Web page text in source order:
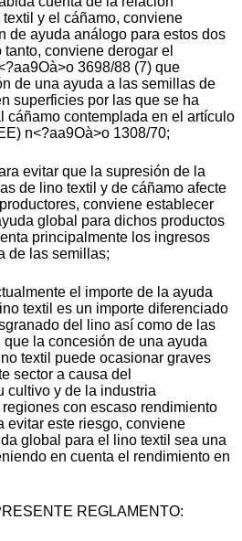
y el cáñamo, conviene
de ayuda análogo para estos dos
conviene derogar el
3698/88 (7) que
de una ayuda a las semillas de
superficies por las que se ha
cáñamo contemplada en el artículo
n<?aa9Oà>o 1308/70;
evitar que la supresión de la
de lino textil y de cáñamo afecte
conviene establecer
global para dichos productos
principalmente los ingresos
de las semillas;
el importe de la ayuda
textil es un importe diferenciado
del lino así como de las
la concesión de una ayuda
textil puede ocasionar graves
sector a causa del
cultivo y de la industria
con escaso rendimiento
evitar este riesgo, conviene
global para el lino textil sea una
en cuenta el rendimiento en
REGLAMENTO: